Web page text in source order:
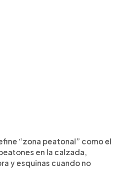
“zona peatonal” como el
en la calzada,
y esquinas cuando no